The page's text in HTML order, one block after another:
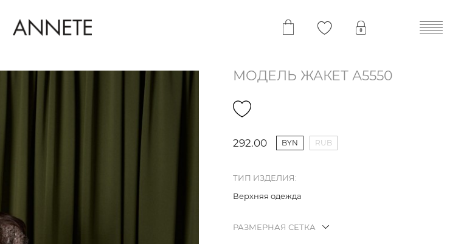
МОДЕЛЬ ЖАКЕТ А5550
292.00 BYN RUB
ТИП ИЗДЕЛИЯ:
Верхняя одежда
РАЗМЕРНАЯ СЕТКА